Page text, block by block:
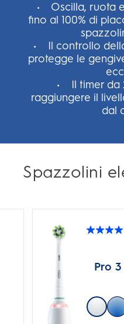
• Oscilla, ruota
fino al 100% di
• Il controllo
protegge le
• Il timer da
raggiungere il
dal
Spazzolini
4.3
Pro